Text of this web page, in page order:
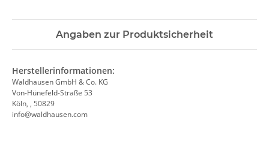
Angaben zur Produktsicherheit
Herstellerinformationen:
Waldhausen GmbH & Co. KG
Von-Hünefeld-Straße 53
Köln, , 50829
info@waldhausen.com